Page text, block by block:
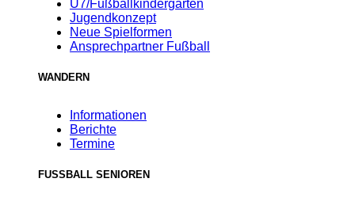
U7/Fußballkindergarten
Jugendkonzept
Neue Spielformen
Ansprechpartner Fußball
WANDERN
Informationen
Berichte
Termine
FUSSBALL SENIOREN